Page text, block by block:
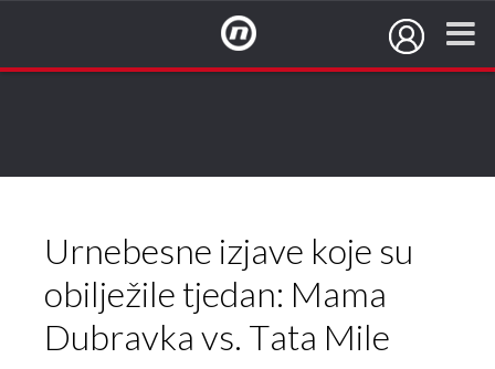
Urnebesne izjave koje su
obilježile tjedan: Mama
Dubravka vs. Tata Mile